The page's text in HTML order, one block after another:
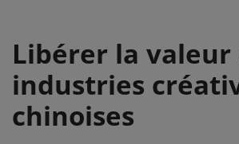
Libérer la valeur
industries
chinoises